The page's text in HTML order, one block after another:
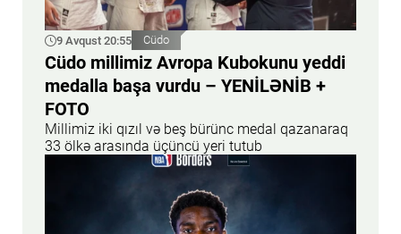
9 Avqust 20:55 Cüdo
Cüdo millimiz Avropa Kubokunu yeddi
medalla başa vurdu – YENİLƏNİB +
FOTO
Millimiz iki qızıl və beş bürünc medal qazanaraq
33 ölkə arasında üçüncü yeri tutub